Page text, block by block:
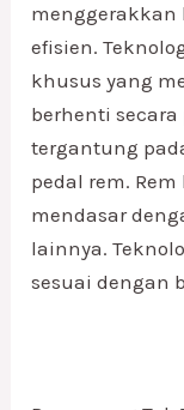
menggerakkan
efisien.
khusus yang
berhenti
tergantung
pedal rem.
mendasar
lainnya.
sesuai dengan